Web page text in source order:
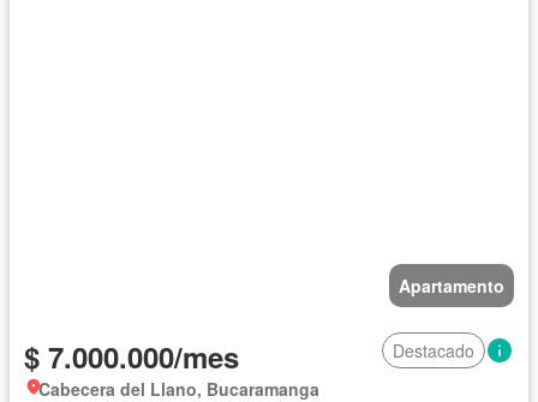
Apartamento
$ 7.000.000/mes
Destacado
Cabecera del Llano, Bucaramanga